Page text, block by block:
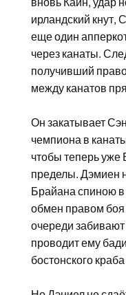
ирландский кнут,
еще один
через канаты.
получивший
между канатов
Он закатывает
чемпиона в
чтобы теперь уже
пределы. Дэмиен
Брайана спиною
обмен правом боя
очереди
проводит ему
бостонского